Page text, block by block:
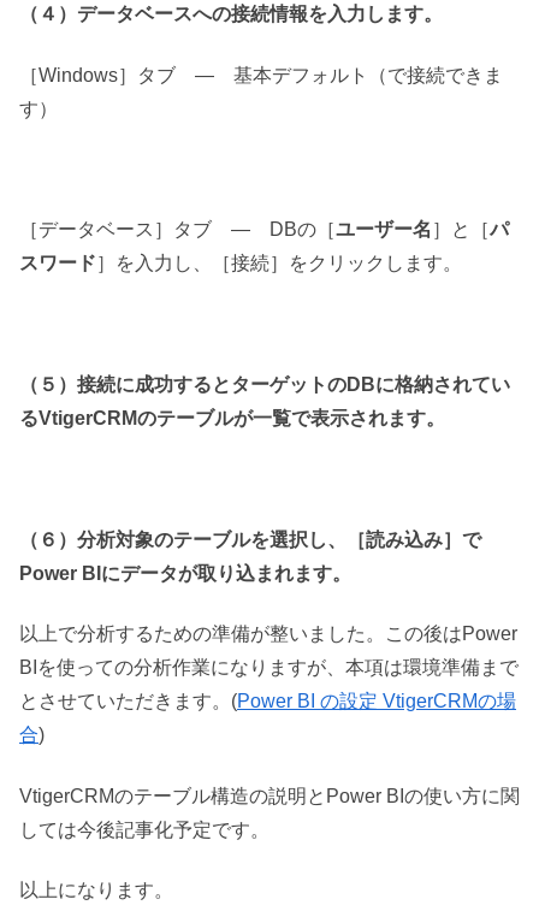
（４）データベースへの接続情報を入力します。
［Windows］タブ — 基本デフォルト（で接続できま
す）
［データベース］タブ — DBの［ユーザー名 ］と［パ
スワード］を入力し、［接続］をクリックします。
（５）接続に成功するとターゲットのDBに格納されてい
るVtigerCRMのテーブルが一覧で表示されます。
（６）分析対象のテーブルを選択し、［読み込み］で
Power BIにデータが取り込まれます。
以上で分析するための準備が整いました。この後はPower
BIを使っての分析作業になりますが、本項は環境準備まで
とさせていただきます。(Power BI の設定 VtigerCRMの場
合)
VtigerCRMのテーブル構造の説明とPower BIの使い方に関
しては今後記事化予定です。
以上になります。